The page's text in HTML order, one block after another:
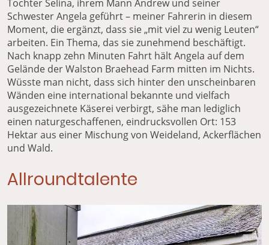
Tochter Selina, ihrem Mann Andrew und seiner
Schwester Angela geführt – meiner Fahrerin in diesem
Moment, die ergänzt, dass sie „mit viel zu wenig Leuten“
arbeiten. Ein Thema, das sie zunehmend beschäftigt.
Nach knapp zehn Minuten Fahrt hält Angela auf dem
Gelände der Walston Braehead Farm mitten im Nichts.
Wüsste man nicht, dass sich hinter den unscheinbaren
Wänden eine international bekannte und vielfach
ausgezeichnete Käserei verbirgt, sähe man lediglich
einen naturgeschaffenen, eindrucksvollen Ort: 153
Hektar aus einer Mischung von Weideland, Ackerflächen
und Wald.
Allroundtalente